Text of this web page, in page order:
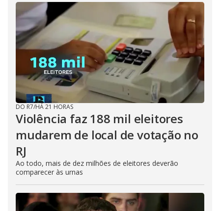
DO R7/HÁ 21 HORAS
Violência faz 188 mil eleitores
mudarem de local de votação no
RJ
Ao todo, mais de dez milhões de eleitores deverão
comparecer às urnas